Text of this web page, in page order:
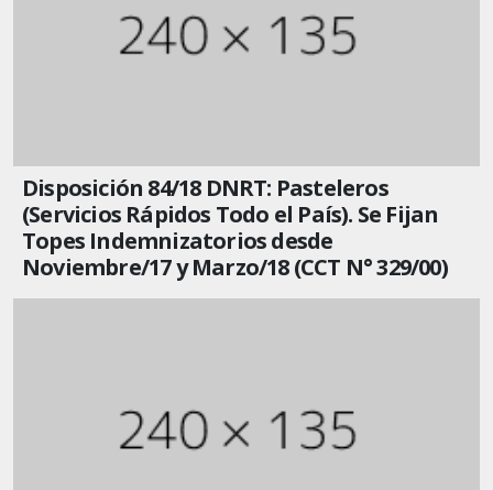
Disposición 84/18 DNRT: Pasteleros
(Servicios Rápidos Todo el País). Se Fijan
Topes Indemnizatorios desde
Noviembre/17 y Marzo/18 (CCT N° 329/00)